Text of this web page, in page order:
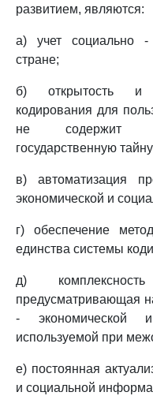
развитием, являются:
а) учет социально -
стране;
б) открытость и
кодирования для
не содержит
государственную
в) автоматизация
экономической и
г) обеспечение
единства системы
д)
предусматривающая
- экономической
используемой при
е) постоянная
и социальной